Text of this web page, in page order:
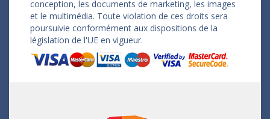
conception, les documents de marketing, les images
et le multimédia. Toute violation de ces droits sera
poursuivie conformément aux dispositions de la
législation de l'UE en vigueur.